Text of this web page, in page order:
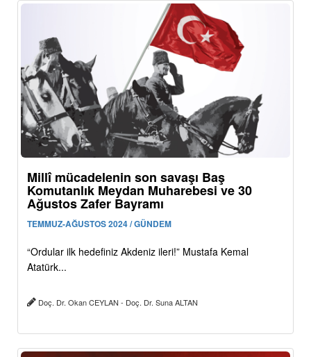
Millî mücadelenin son savaşı Baş
Komutanlık Meydan Muharebesi ve 30
Ağustos Zafer Bayramı
TEMMUZ-AĞUSTOS 2024 / GÜNDEM
“Ordular ilk hedefiniz Akdeniz ileri!” Mustafa Kemal
Atatürk...
Doç. Dr. Okan CEYLAN - Doç. Dr. Suna ALTAN